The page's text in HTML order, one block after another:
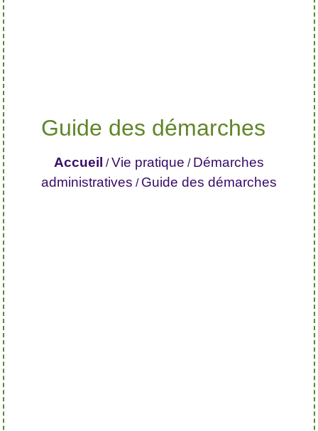
Guide des démarches
Accueil /Vie pratique / Démarches
administratives / Guide des démarches